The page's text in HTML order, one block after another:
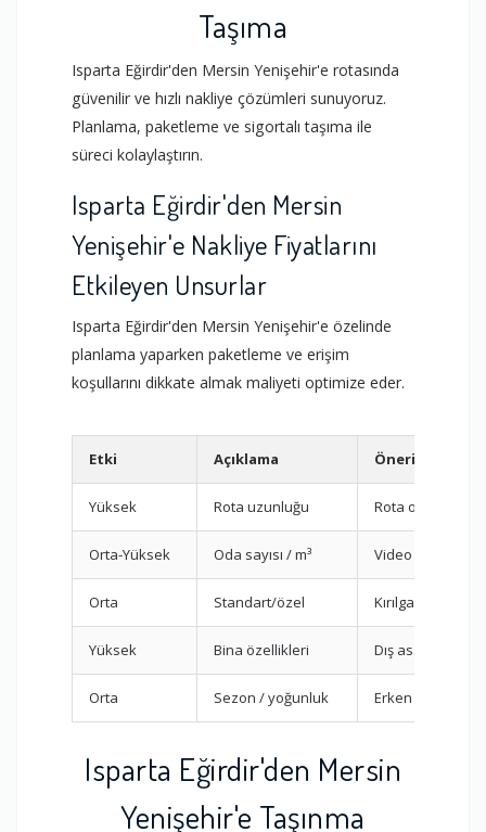
Taşıma
Isparta Eğirdir'den Mersin Yenişehir'e rotasında
güvenilir ve hızlı nakliye çözümleri sunuyoruz.
Planlama, paketleme ve sigortalı taşıma ile
süreci kolaylaştırın.
Isparta Eğirdir'den Mersin
Yenişehir'e Nakliye Fiyatlarını
Etkileyen Unsurlar
Isparta Eğirdir'den Mersin Yenişehir'e özelinde
planlama yaparken paketleme ve erişim
koşullarını dikkate almak maliyeti optimize eder.
Etki Açıklama Öneri
Yüksek Rota uzunluğu Rota
Orta-Yüksek Oda sayısı / m³ Video keşif
Orta Standart/özel Kırılganlar için
Yüksek Bina özellikleri Dış asansör
Orta Sezon / yoğunluk Erken
Isparta Eğirdir'den Mersin
Yenişehir'e Taşınma